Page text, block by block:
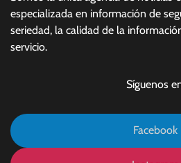
especializada en información de
seriedad, la calidad de la
servicio.
Síguenos
Facebook